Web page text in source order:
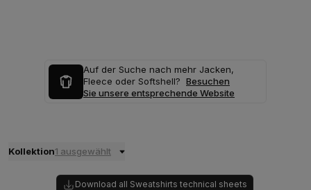
Auf der Suche nach mehr Jacken,
Fleece oder Softshell? Besuchen
Sie unsere entsprechende Website
Kollektion1 ausgewählt
Download all Sweatshirts technical sheets